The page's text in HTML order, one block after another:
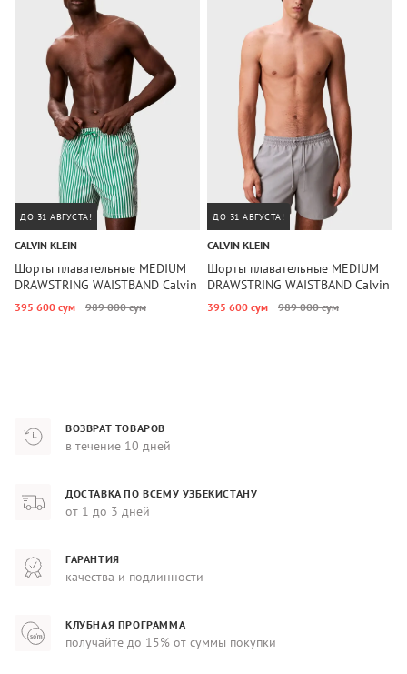
ДО 31 АВГУСТА!
CALVIN KLEIN
Шорты плавательные MEDIUM
DRAWSTRING WAISTBAND Calvin
Klein
395 600 сум 989 000 сум
ДО 31 АВГУСТА!
CALVIN KLEIN
Шорты плавательные MEDIUM
DRAWSTRING WAISTBAND Calvin
Klein
395 600 сум 989 000 сум
ВОЗВРАТ ТОВАРОВ
в течение 10 дней
ДОСТАВКА ПО ВСЕМУ УЗБЕКИСТАНУ
от 1 до 3 дней
ГАРАНТИЯ
качества и подлинности
КЛУБНАЯ ПРОГРАММА
получайте до 15% от суммы покупки